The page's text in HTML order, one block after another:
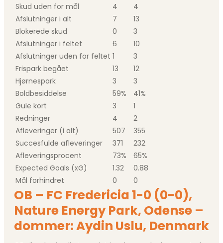
Skud uden for mål
4
4
Afslutninger i alt
7
13
Blokerede skud
0
3
Afslutninger i feltet
6
10
Afslutninger uden for feltet 1
3
Frispark begået
13
12
Hjørnespark
3
3
Boldbesiddelse
59%
41%
Gule kort
3
1
Redninger
4
2
Afleveringer (i alt)
507
355
Succesfulde afleveringer
371
232
Afleveringsprocent
73%
65%
Expected Goals (xG)
1.32
0.88
Mål forhindret
0 0
OB – FC Fredericia 1-0 (0-0),
Nature Energy Park, Odense –
dommer: Aydin Uslu, Denmark